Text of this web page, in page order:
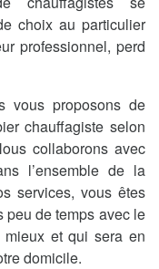
choix au particulier
professionnel, perd
vous proposons de
chauffagiste selon
collaborons avec
l’ensemble de la
services, vous êtes
peu de temps avec le
et qui sera en
domicile.